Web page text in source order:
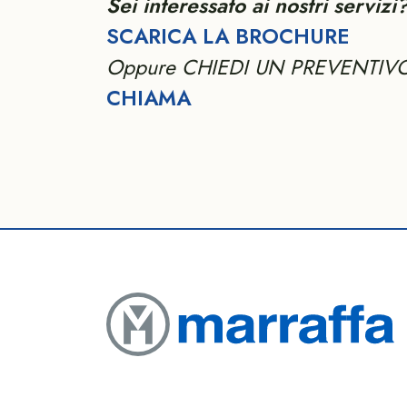
SCARICA LA BROCHURE
Oppure CHIEDI UN
CHIAMA